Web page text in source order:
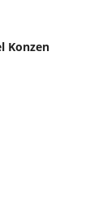
Konzen